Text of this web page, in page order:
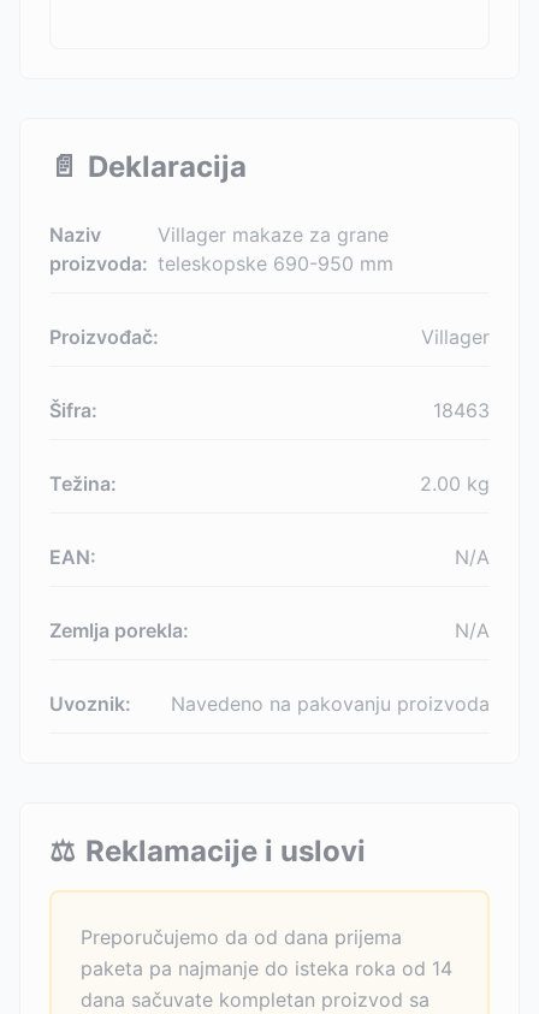
📄 Deklaracija
Naziv
proizvoda:
Villager makaze za grane
teleskopske 690-950 mm
Proizvođač: Villager
Šifra: 18463
Težina: 2.00 kg
EAN: N/A
Zemlja porekla: N/A
Uvoznik: Navedeno na pakovanju proizvoda
⚖️ Reklamacije i uslovi
Preporučujemo da od dana prijema
paketa pa najmanje do isteka roka od 14
dana sačuvate kompletan proizvod sa